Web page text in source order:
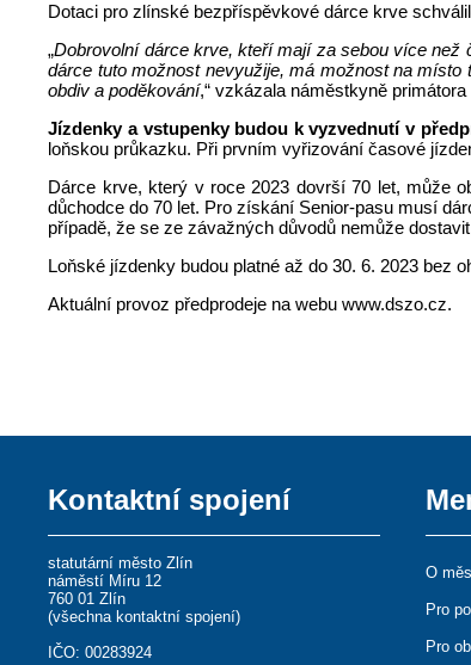
Dotaci pro zlínské bezpříspěvkové dárce krve
„Dobrovolní dárce krve, kteří mají za sebou více
dárce tuto možnost nevyužije, má možnost na
obdiv a poděkování,“ vzkázala náměstkyně
Jízdenky a vstupenky budou k vyzvednutí v
loňskou průkazku. Při prvním vyřizování časové
Dárce krve, který v roce 2023 dovrší 70 let, může
důchodce do 70 let. Pro získání Senior-pasu musí
případě, že se ze závažných důvodů nemůže
Loňské jízdenky budou platné až do 30. 6. 2023 bez
Aktuální provoz předprodeje na webu www.dszo.cz.
Kontaktní spojení
statutární město Zlín
náměstí Míru 12
760 01 Zlín
(všechna kontaktní spojení)
IČO: 00283924
O
Pro
Pro